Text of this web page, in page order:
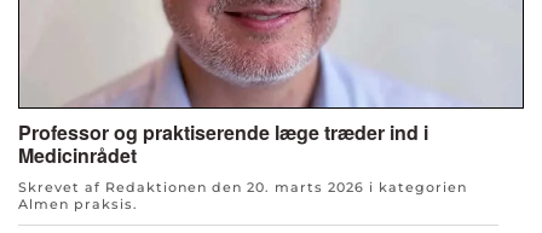
Professor og praktiserende læge træder ind i
Medicinrådet
Skrevet af Redaktionen den 20. marts 2026 i kategorien
Almen praksis .